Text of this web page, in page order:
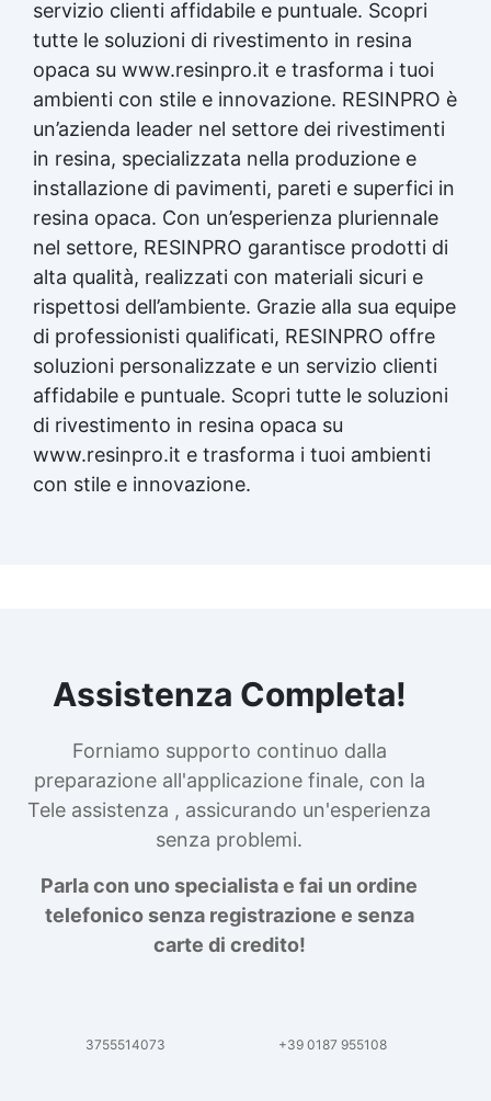
servizio clienti affidabile e puntuale. Scopri
tutte le soluzioni di rivestimento in resina
opaca su www.resinpro.it e trasforma i tuoi
ambienti con stile e innovazione. RESINPRO è
un’azienda leader nel settore dei rivestimenti
in resina, specializzata nella produzione e
installazione di pavimenti, pareti e superfici in
resina opaca. Con un’esperienza pluriennale
nel settore, RESINPRO garantisce prodotti di
alta qualità, realizzati con materiali sicuri e
rispettosi dell’ambiente. Grazie alla sua equipe
di professionisti qualificati, RESINPRO offre
soluzioni personalizzate e un servizio clienti
affidabile e puntuale. Scopri tutte le soluzioni
di rivestimento in resina opaca su
www.resinpro.it e trasforma i tuoi ambienti
con stile e innovazione.
Assistenza Completa!
Forniamo supporto continuo dalla
preparazione all'applicazione finale, con la
Tele assistenza , assicurando un'esperienza
senza problemi.
Parla con uno specialista e fai un ordine
telefonico senza registrazione e senza
carte di credito!
3755514073 +39 0187 955108